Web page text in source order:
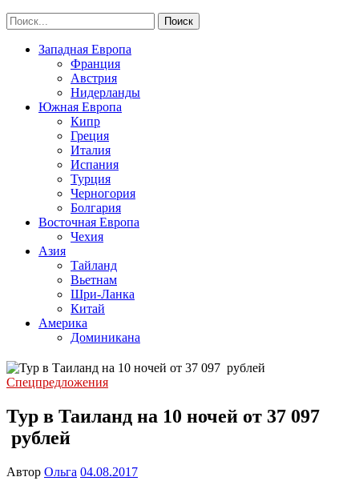
Западная Европа
Франция
Австрия
Нидерланды
Южная Европа
Кипр
Греция
Италия
Испания
Турция
Черногория
Болгария
Восточная Европа
Чехия
Азия
Тайланд
Вьетнам
Шри-Ланка
Китай
Америка
Доминикана
Спецпредложения
Тур в Таиланд на 10 ночей от 37 097
рублей
Автор Ольга 04.08.2017